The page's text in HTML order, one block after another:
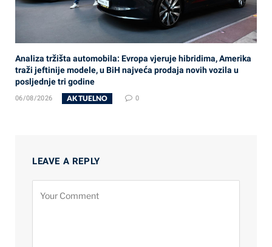
Analiza tržišta automobila: Evropa vjeruje hibridima, Amerika
traži jeftinije modele, u BiH najveća prodaja novih vozila u
posljednje tri godine
06/08/2026 AKTUELNO 0
LEAVE A REPLY